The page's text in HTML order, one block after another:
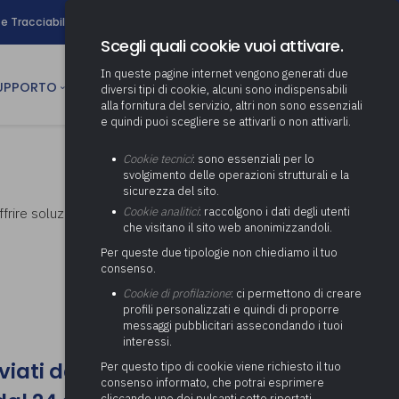
e Tracciabilità
Determinazione fondo risorse
decentrate
Pratiche previdenziali
ai comuni per l’attivazione di
(Partenariato Pubblico
Privato)
Società e organismi
adempimenti degli enti locali
Adeguamento del sistema di
gestione documentale alle
nuove linee guida sul
documento informatico
Protezione dei Dati (RPD,
altrimenti denominato Data
Protection Officer, DPO)
Supporto transizione al
digitale
Gestione IVA
Gestione IRAP
Consolidato
Relazione di fine e inizio
mandato
Supporto alla predisposizione
del Piano Economico-
Attività di supporto Gare
Energetiche (ex Legge 10/91)
Controllo Pratiche Sismiche
CULTURA person AREA RISERVATA
soluzioni a dubbi e problematiche di
dall'8 al 23 agosto 2026
Scegli quali cookie vuoi attivare.
In queste pagine internet vengono generati due
diversi tipi di cookie, alcuni sono indispensabili
alla fornitura del servizio, altri non sono essenziali
e quindi puoi scegliere se attivarli o non attivarli.
Cookie tecnici: sono essenziali per lo
svolgimento delle operazioni strutturali e la
sicurezza del sito.
Cookie analitici: raccolgono i dati degli utenti
che visitano il sito web anonimizzandoli.
Per queste due tipologie non chiediamo il tuo
consenso.
Cookie di profilazione: ci permettono di creare
profili personalizzati e quindi di proporre
messaggi pubblicitari assecondando i tuoi
interessi.
Per questo tipo di cookie viene richiesto il tuo
consenso informato, che potrai esprimere